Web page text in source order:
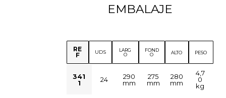
EMBALAJE
RE
F
UDS
LARG
O
FOND
O
ALTO PESO
341
1
24
290
mm
275
mm
280
mm
4,7
0
kg